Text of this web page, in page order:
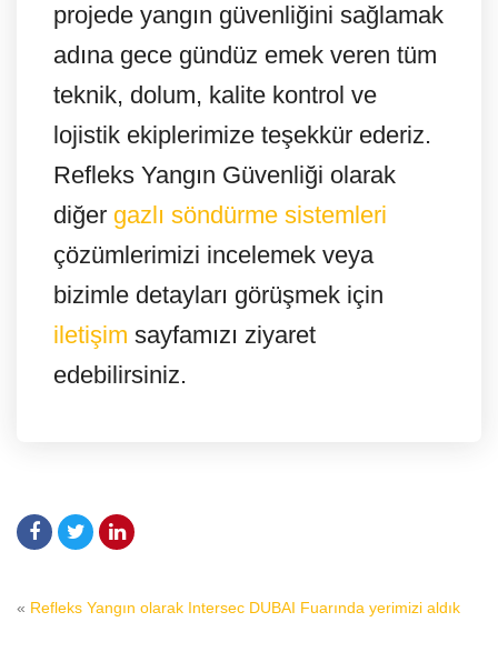
projede yangın güvenliğini sağlamak
adına gece gündüz emek veren tüm
teknik, dolum, kalite kontrol ve
lojistik ekiplerimize teşekkür ederiz.
Refleks Yangın Güvenliği olarak
diğer gazlı söndürme sistemleri
çözümlerimizi incelemek veya
bizimle detayları görüşmek için
iletişim sayfamızı ziyaret
edebilirsiniz.
« Refleks Yangın olarak Intersec DUBAI Fuarında yerimizi aldık